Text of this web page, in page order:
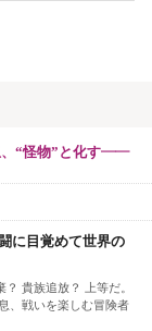
、“怪物”と化す――
に目覚めて世界の
貴族追放？ 上等だ。
、戦いを楽しむ冒険者